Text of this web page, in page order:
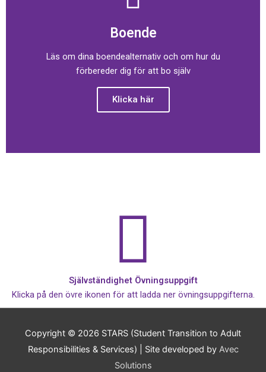
Boende
Läs om dina boendealternativ och om hur du
förbereder dig för att bo själv
Klicka här
Självständighet Övningsuppgift
Klicka på den övre ikonen för att ladda ner övningsuppgifterna.
Copyright © 2026 STARS (Student Transition to Adult
Responsibilities & Services) | Site developed by Avec
Solutions